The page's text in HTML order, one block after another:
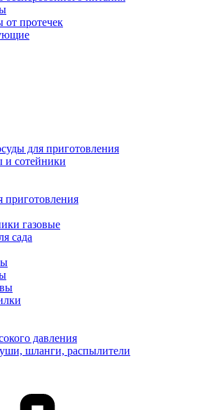
протечек
для приготовления
и сотейники
газовые
сада
давления
шланги, распылители